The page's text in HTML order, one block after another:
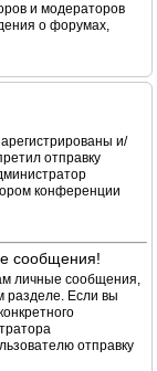
и модераторов
о форумах,
и/
отправку
конференции
сообщения!
личные сообщения,
разделе. Если вы
отправку